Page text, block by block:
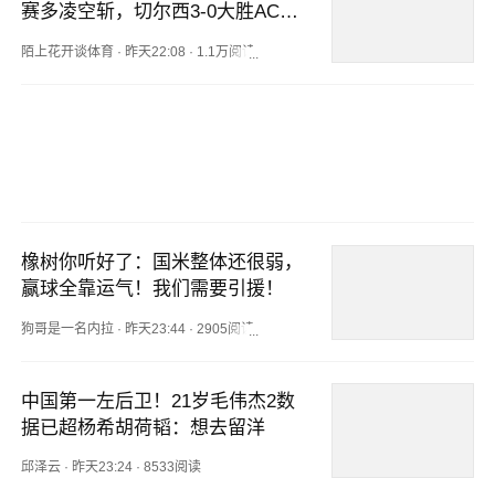
赛多凌空斩，切尔西3-0大胜AC米
陌上花开谈体育 · 昨天22:08 · 1.1万阅读
橡树你听好了：国米整体还很弱，
赢球全靠运气！我们需要引援！
狗哥是一名内拉 · 昨天23:44 ·2905阅读
中国第一左后卫！21岁毛伟杰2数
据已超杨希胡荷韬：想去留洋
邱泽云 · 昨天23:24 ·8533阅读